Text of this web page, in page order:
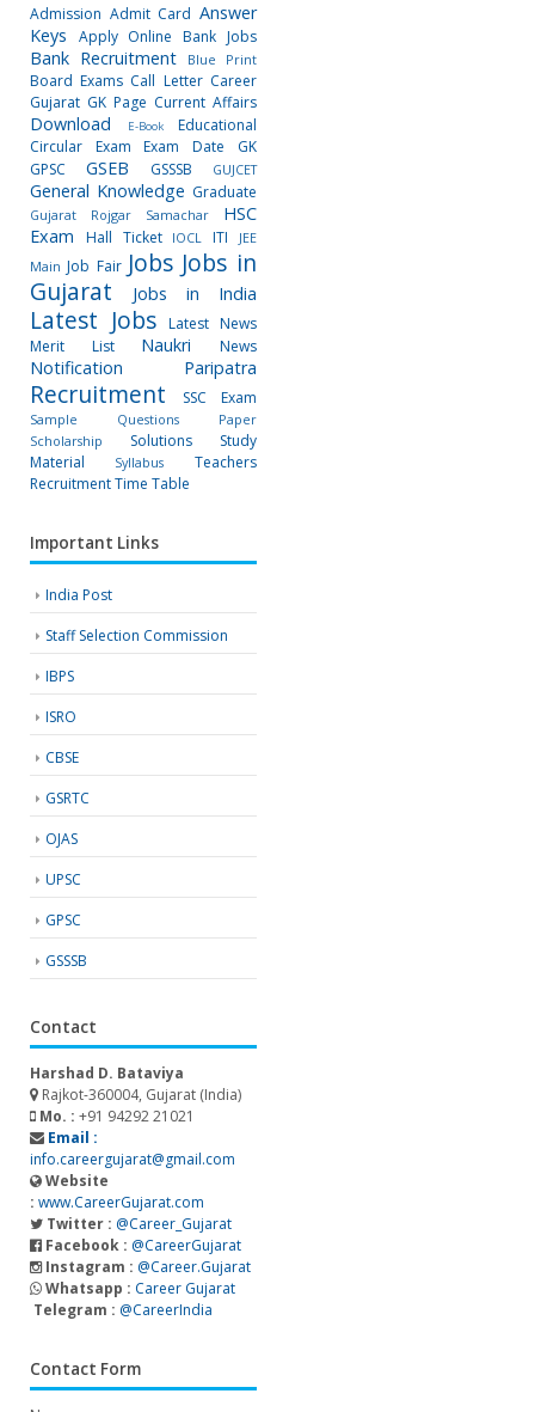
Admission Admit Card Answer
Keys
Apply Online Bank Jobs
Bank Recruitment Blue Print
Board Exams Call Letter Career
Gujarat GK Page Current Affairs
Download E-Book
Educational
Circular
Exam Exam Date
GK
GPSC
GSEB GSSSB GUJCET
General Knowledge Graduate
Gujarat Rojgar Samachar
HSC
Exam
Hall Ticket IOCL ITI
JEE
Main Job Fair Jobs Jobs in
Gujarat
Jobs in India
Latest Jobs
Latest News
Merit List
Naukri News
Notification Paripatra
Recruitment SSC Exam
Sample Questions Paper
Scholarship
Solutions
Study
Material
Syllabus
Teachers
RecruitmentTime Table
Important Links
India Post
Staff Selection Commission
IBPS
ISRO
CBSE
GSRTC
OJAS
UPSC
GPSC
GSSSB
Contact
Harshad D. Bataviya
Rajkot-360004, Gujarat (India)
Mo. : +91 94292 21021
Email :
info.careergujarat@gmail.com
Website
: www.CareerGujarat.com
Twitter : @Career_Gujarat
Facebook : @CareerGujarat
Instagram : @Career.Gujarat
Whatsapp : Career Gujarat
Telegram : @CareerIndia
Contact Form